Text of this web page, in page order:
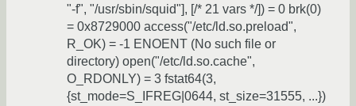
"-f", "/usr/sbin/squid"], [/* 21 vars */]) = 0 brk(0)
= 0x8729000 access("/etc/ld.so.preload",
R_OK) = -1 ENOENT (No such file or
directory) open("/etc/ld.so.cache",
O_RDONLY) = 3 fstat64(3,
{st_mode=S_IFREG|0644, st_size=31555, ...})